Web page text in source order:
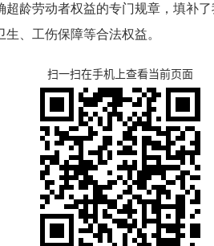
龄劳动者权益的专门规章，填补
、工伤保障等合法权益。
扫一扫在手机上查看当前页面